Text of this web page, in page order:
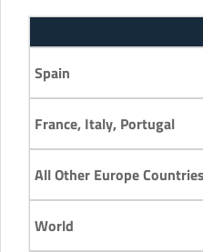
Spain
France, Italy, Portugal
All Other Europe Countries
World